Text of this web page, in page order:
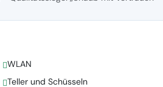
WLAN
Teller und Schüsseln